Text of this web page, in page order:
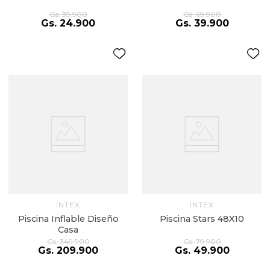
Gs. 39.900
Gs. 24.900
Gs. 69.900
Gs. 39.900
INTEX
Piscina Inflable Diseño
Casa
Gs. 349.900
Gs. 209.900
INTEX
Piscina Stars 48X10
Gs. 79.900
Gs. 49.900